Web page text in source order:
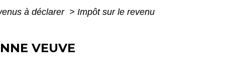
à déclarer > Impôt sur le revenu
VEUVE